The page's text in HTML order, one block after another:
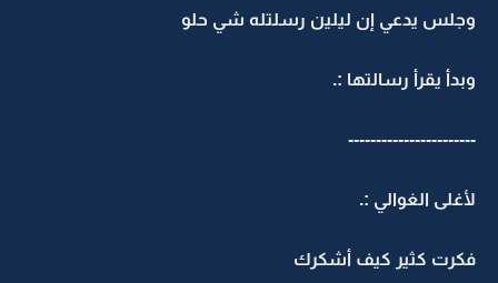
وجلس يدعي إن ليلين رسلتله شي حلو
وبدأ يقرأ رسالتها :.
-----------------------
لأغلى الغوالي :.
فكرت كثير كيف أشكرك